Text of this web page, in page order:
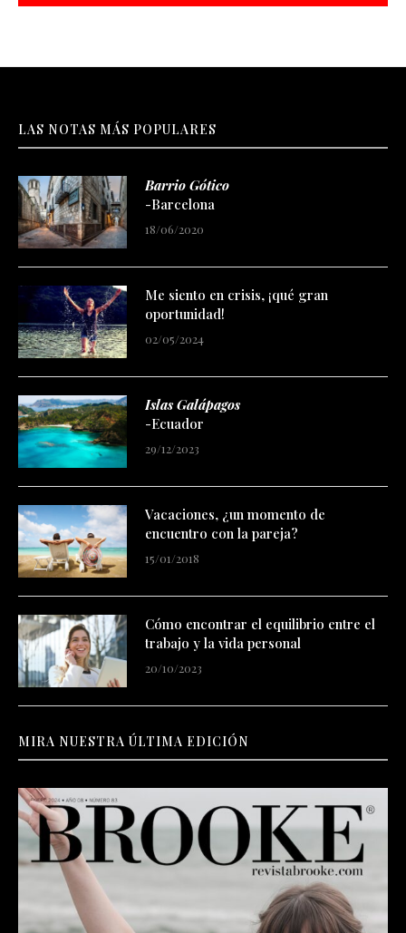
LAS NOTAS MÁS POPULARES
Barrio Gótico
-Barcelona
18/06/2020
Me siento en crisis, ¡qué gran
oportunidad!
02/05/2024
Islas Galápagos
-Ecuador
29/12/2023
Vacaciones, ¿un momento de
encuentro con la pareja?
15/01/2018
Cómo encontrar el equilibrio entre el
trabajo y la vida personal
20/10/2023
MIRA NUESTRA ÚLTIMA EDICIÓN